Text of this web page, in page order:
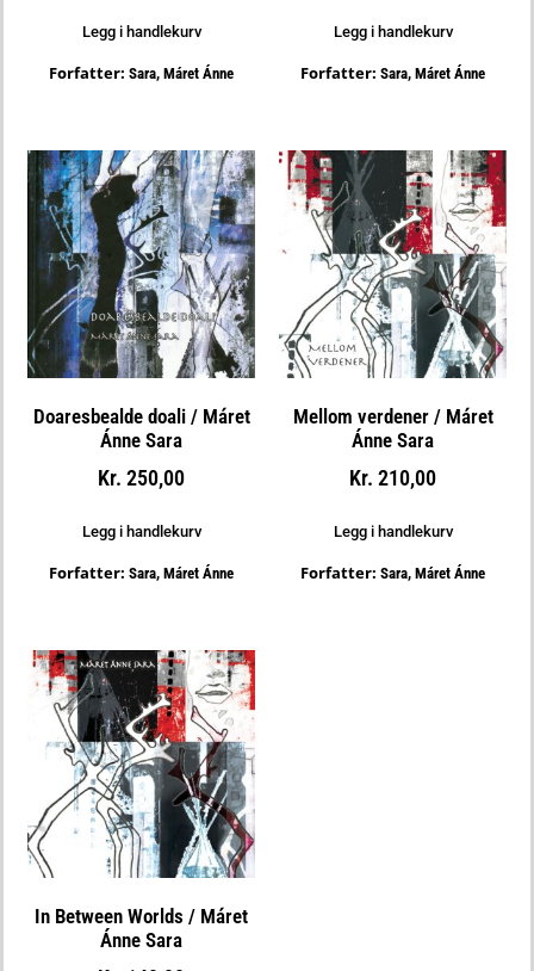
Legg i handlekurv
Forfatter: Sara, Máret Ánne
Legg i handlekurv
Forfatter: Sara, Máret Ánne
Doaresbealde doali / Máret
Ánne Sara
Kr 250,00
Legg i handlekurv
Forfatter: Sara, Máret Ánne
Mellom verdener / Máret
Ánne Sara
Kr 210,00
Legg i handlekurv
Forfatter: Sara, Máret Ánne
In Between Worlds / Máret
Ánne Sara